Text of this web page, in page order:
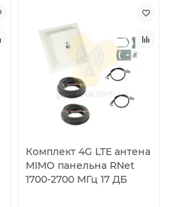
Комплект 4G LTE антена
MIMO панельна RNet
1700-2700 МГц 17 ДБ